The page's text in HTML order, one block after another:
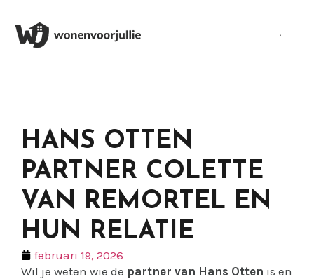
HANS OTTEN
PARTNER COLETTE
VAN REMORTEL EN
HUN RELATIE
februari 19, 2026
Wil je weten wie de partner van Hans Otten is en